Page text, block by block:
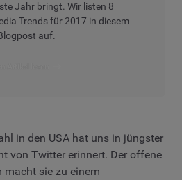
Jahr bringt. Wir listen 8
Trends für 2017 in diesem
auf.
in den USA hat uns in jüngster
von Twitter erinnert. Der offene
macht sie zu einem